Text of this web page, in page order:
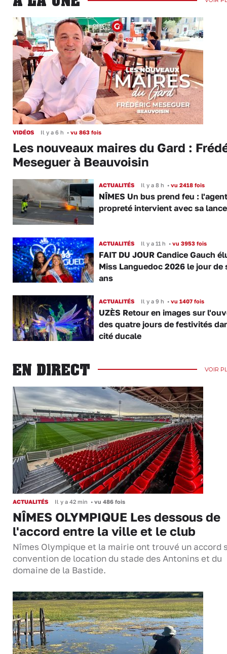
VIDÉOS Il y a 6 h • vu 863 fois
Les nouveaux maires du Gard :
Meseguer à Beauvoisin
ACTUALITÉS Il y a 8 h •vu 2418 fois
NÎMES Un bus prend feu :
propreté intervient avec sa lance
ACTUALITÉS Il y a 11 h •vu 3953 fois
FAIT DU JOUR Candice Gauch
Miss Languedoc 2026 le jour de
ans
ACTUALITÉS Il y a 9 h •vu 1407 fois
UZÈS Retour en images sur
des quatre jours de festivités
cité ducale
EN DIRECT VOIR
ACTUALITÉS Il y a 42 min • vu 486 fois
NÎMES OLYMPIQUE Les dessous de
l'accord entre la ville et le club
Nîmes Olympique et la mairie ont trouvé un accord
convention de location du stade des Antonins et du
domaine de la Bastide.